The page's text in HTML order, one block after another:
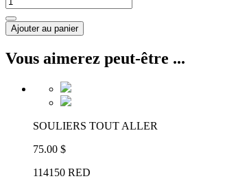
Ajouter au panier
Vous aimerez peut-être ...
SOULIERS TOUT ALLER
75.00 $
114150 RED